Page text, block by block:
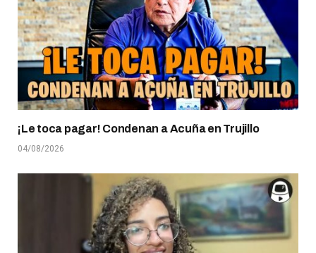
¡Le toca pagar! Condenan a Acuña en Trujillo
04/08/2026